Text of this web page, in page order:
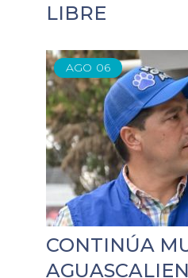
LIBRE
AGO 06
CONTINÚA